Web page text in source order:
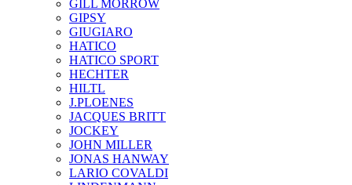
GILL MORROW
GIPSY
GIUGIARO
HATICO
HATICO SPORT
HECHTER
HILTL
J.PLOENES
JAСQUES BRITT
JOCKEY
JOHN MILLER
JONAS HANWAY
LARIO COVALDI